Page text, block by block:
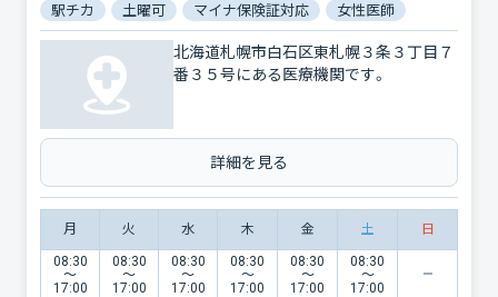
駅チカ 土曜可 マイナ保険証対応 女性医師
北海道札幌市白石区東札幌３条３丁目７
番３５号にある医療機関です。
詳細を見る
月 火 水 木 金 土 日
08:30
〜
17:00
08:30
〜
17:00
08:30
〜
17:00
08:30
〜
17:00
08:30
〜
17:00
08:30
〜
17:00